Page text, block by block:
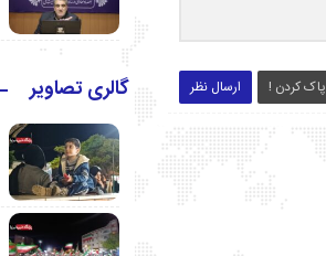
ارسال نظر پاک کردن ! گالری تصاویر